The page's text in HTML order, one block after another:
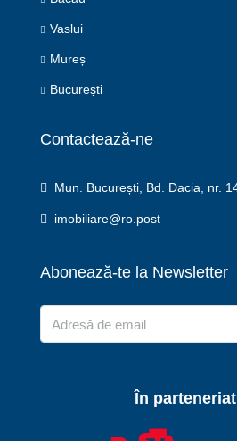
Vaslui
Mureș
București
Contactează-ne
Mun. București, Bd. Dacia, nr.
imobiliare@ro.post
Abonează-te la Newsletter
În